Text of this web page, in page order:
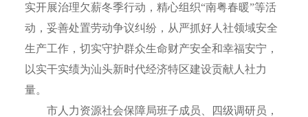
实开展治理欠薪冬季行动，精心组织“南粤春暖”等活
动，妥善处置劳动争议纠纷，从严抓好人社领域安全
生产工作，切实守护群众生命财产安全和幸福安宁，
以实干实绩为汕头新时代经济特区建设贡献人社力
量。
市人力资源社会保障局班子成员、四级调研员，